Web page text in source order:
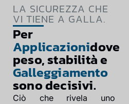
LA SICUREZZA CHE
VI TIENE A GALLA.
Per
Applicazionidove
peso, stabilità e
Galleggiamento
sono decisivi.
Ciò che rivela uno